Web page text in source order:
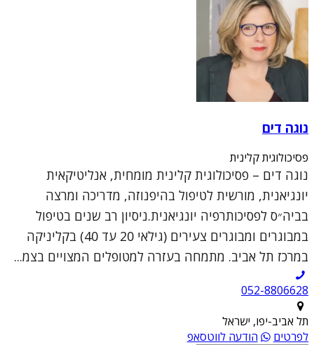
נוגה דים
פסיכולוגית קלינית
נוגה דים – פסיכולוגית קלינית מומחית, אנליטיקאית
יונגיאנית, מורשית לטיפול בהיפנוזה, מדריכה ומרצה
בביה״ס לפסיכותרפיה יונגיאנית.ניסיון רב שנים בטיפול
במבוגרים ומבוגרים צעירים (גילאי 20 עד 40) בקליניקה
במרכז תל אביב. מתמחה בעזרה למטופלים המצויים בצמ...
052-8806628
תל אביב-יפו, ישראל
לפרטים
הודעה לווטסאפ